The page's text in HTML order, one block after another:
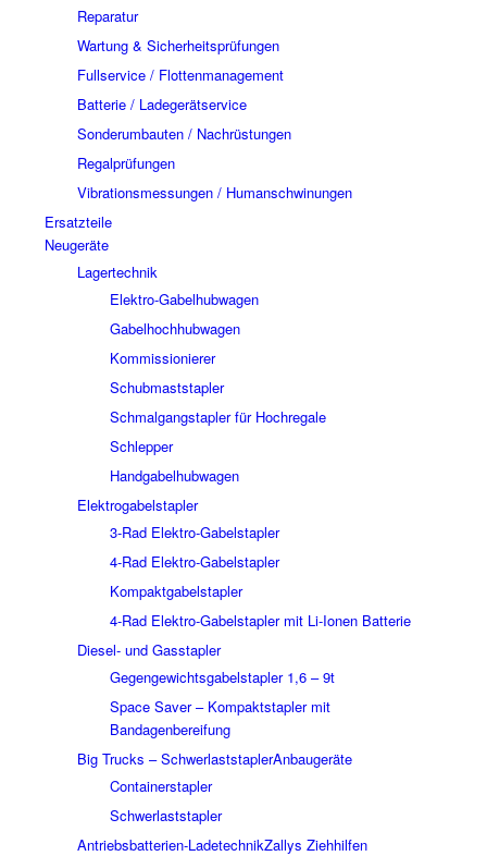
Reparatur
Wartung & Sicherheitsprüfungen
Fullservice / Flottenmanagement
Batterie / Ladegerätservice
Sonderumbauten / Nachrüstungen
Regalprüfungen
Vibrationsmessungen / Humanschwinungen
Ersatzteile
Neugeräte
Lagertechnik
Elektro-Gabelhubwagen
Gabelhochhubwagen
Kommissionierer
Schubmaststapler
Schmalgangstapler für Hochregale
Schlepper
Handgabelhubwagen
Elektrogabelstapler
3-Rad Elektro-Gabelstapler
4-Rad Elektro-Gabelstapler
Kompaktgabelstapler
4-Rad Elektro-Gabelstapler mit Li-Ionen Batterie
Diesel- und Gasstapler
Gegengewichtsgabelstapler 1,6 – 9t
Space Saver – Kompaktstapler mit
Bandagenbereifung
Big Trucks – Schwerlaststapler
Containerstapler
Schwerlaststapler
Anbaugeräte
Antriebsbatterien-LadetechnikZallys Ziehhilfen